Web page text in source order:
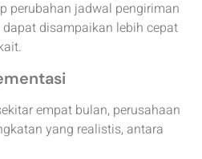
perubahan jadwal pengiriman
disampaikan lebih cepat
empat bulan, perusahaan
yang realistis, antara